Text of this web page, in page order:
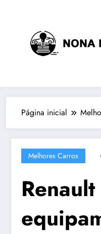
conteúdo
Página inicial
Melhores Carros